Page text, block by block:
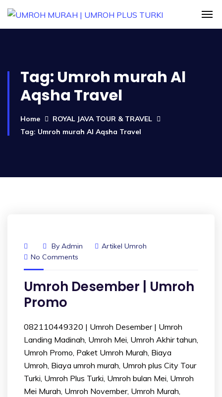
Tag: Umroh murah Al
Aqsha Travel
Home
ROYAL JAVA TOUR & TRAVEL
Tag: Umroh murah Al Aqsha Travel
By Admin
Artikel Umroh
No Comments
Umroh Desember | Umroh
Promo
082110449320 | Umroh Desember | Umroh
Landing Madinah, Umroh Mei, Umroh Akhir tahun,
Umroh Promo, Paket Umroh Murah, Biaya
Umroh, Biaya umroh murah, Umroh plus City Tour
Turki, Umroh Plus Turki, Umroh bulan Mei, Umroh
Mei Murah, Umroh November, Umroh Murah,